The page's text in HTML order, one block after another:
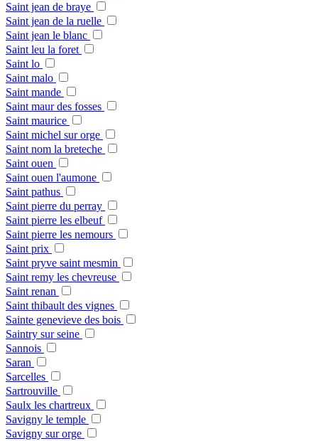
Saint jean de braye
Saint jean de la ruelle
Saint jean le blanc
Saint leu la foret
Saint lo
Saint malo
Saint mande
Saint maur des fosses
Saint maurice
Saint michel sur orge
Saint nom la breteche
Saint ouen
Saint ouen l'aumone
Saint pathus
Saint pierre du perray
Saint pierre les elbeuf
Saint pierre les nemours
Saint prix
Saint pryve saint mesmin
Saint remy les chevreuse
Saint renan
Saint thibault des vignes
Sainte genevieve des bois
Saintry sur seine
Sannois
Saran
Sarcelles
Sartrouville
Saulx les chartreux
Savigny le temple
Savigny sur orge